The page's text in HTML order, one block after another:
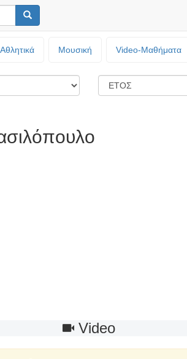
Αθλητικά Μουσική Video-Mαθήματα
Video